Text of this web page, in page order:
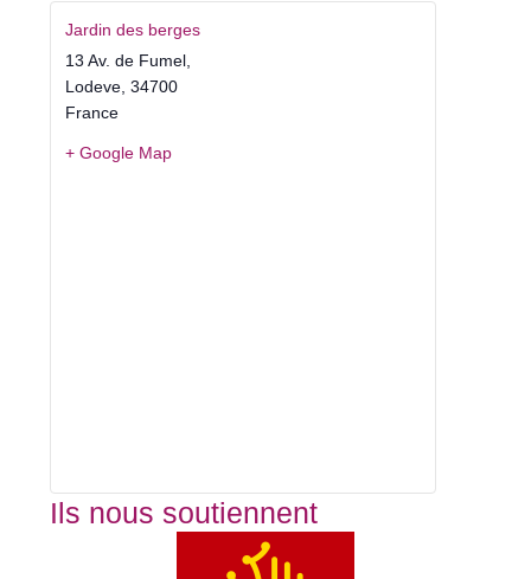
Jardin des berges
13 Av. de Fumel,
Lodeve 34700
France
+ Google Map
Ils nous soutiennent